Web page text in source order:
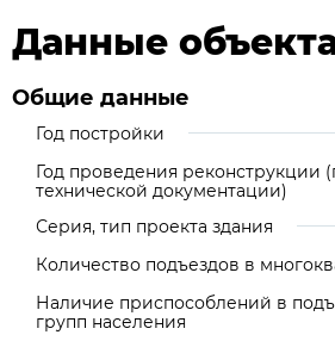
Данные
Общие данные
Год постройки
Год проведения
технической документации)
Серия, тип проекта здания
Количество подъездов в
Наличие приспособлений в
групп населения